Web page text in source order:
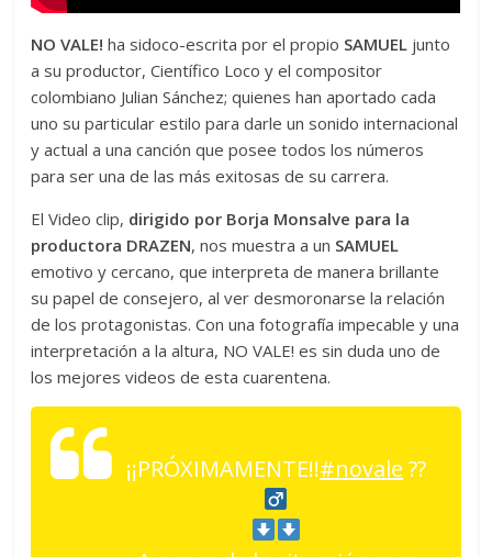
NO VALE!ha sidoco-escrita por el propio SAMUEL junto
a su productor, Científico Loco y el compositor
colombiano Julian Sánchez; quienes han aportado cada
uno su particular estilo para darle un sonido internacional
y actual a una canción que posee todos los números
para ser una de las más exitosas de su carrera.
El Video clip, dirigido por Borja Monsalve para la
productora DRAZEN, nos muestra a un SAMUEL
emotivo y cercano, que interpreta de manera brillante
su papel de consejero, al ver desmoronarse la relación
de los protagonistas. Con una fotografía impecable y una
interpretación a la altura, NO VALE! es sin duda uno de
los mejores videos de esta cuarentena.
¡¡PRÓXIMAMENTE!!#novale ??‍